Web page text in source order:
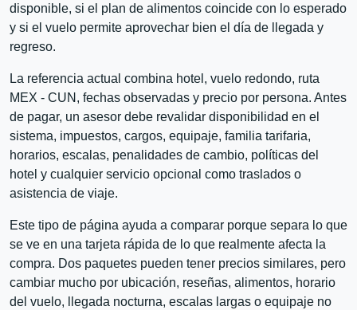
disponible, si el plan de alimentos coincide con lo esperado
y si el vuelo permite aprovechar bien el día de llegada y
regreso.
La referencia actual combina hotel, vuelo redondo, ruta
MEX - CUN, fechas observadas y precio por persona. Antes
de pagar, un asesor debe revalidar disponibilidad en el
sistema, impuestos, cargos, equipaje, familia tarifaria,
horarios, escalas, penalidades de cambio, políticas del
hotel y cualquier servicio opcional como traslados o
asistencia de viaje.
Este tipo de página ayuda a comparar porque separa lo que
se ve en una tarjeta rápida de lo que realmente afecta la
compra. Dos paquetes pueden tener precios similares, pero
cambiar mucho por ubicación, reseñas, alimentos, horario
del vuelo, llegada nocturna, escalas largas o equipaje no